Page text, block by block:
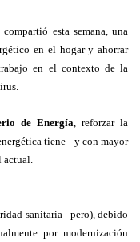
, compartió esta semana, una
en el hogar y ahorrar
en el contexto de la
de Energía , reforzar la
tiene –y con mayor
sanitaria –pero), debido
por modernización